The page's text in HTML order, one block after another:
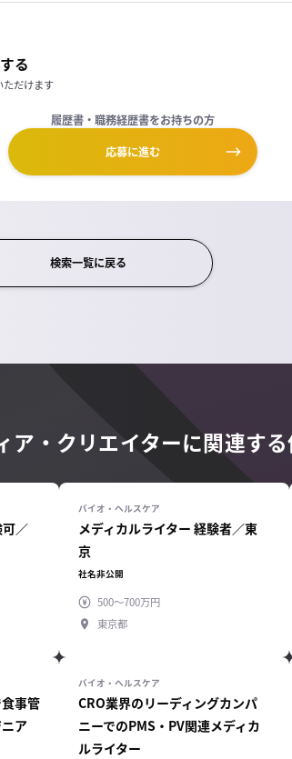
る
ただけます
履歴書・職務経歴書をお持ちの方
応募に進む
検索一覧に戻る
・クリエイターに関連す
／
メディカルライター 経験者／東
京
社名非公開
500～700万円
東京都
事管
ア
CRO業界のリーディングカンパ
ニーでのPMS・PV関連メディカ
ルライター